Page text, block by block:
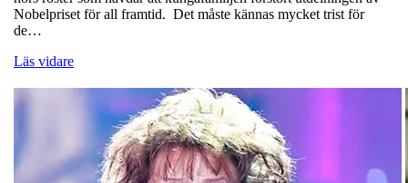
Nobelpriset för all framtid. Det måste kännas mycket trist för
de…
Läs vidare